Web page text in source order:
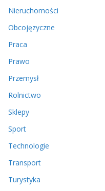
Nieruchomości
Obcojęzyczne
Praca
Prawo
Przemysł
Rolnictwo
Sklepy
Sport
Technologie
Transport
Turystyka